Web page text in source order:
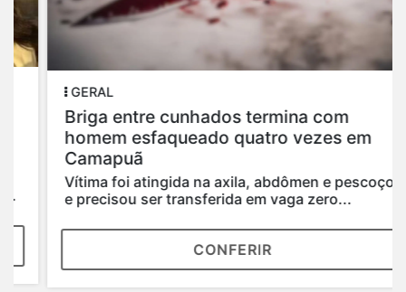
GERAL
Briga entre cunhados termina com
homem esfaqueado quatro vezes em
Camapuã
Vítima foi atingida na axila, abdômen e pescoço
e precisou ser transferida em vaga zero...
CONFERIR